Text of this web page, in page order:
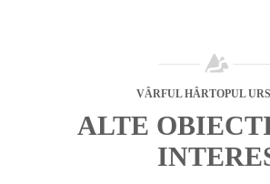
VÂRFUL HÂRTOPUL
ALTE